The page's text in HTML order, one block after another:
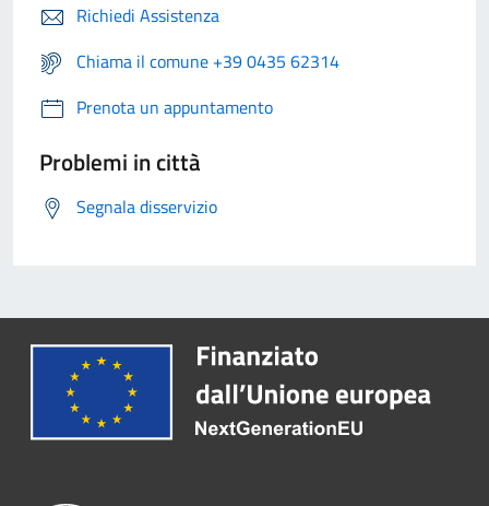
Richiedi Assistenza
Chiama il comune +39 0435 62314
Prenota un appuntamento
Problemi in città
Segnala disservizio